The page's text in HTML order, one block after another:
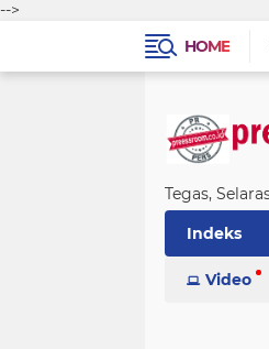
-->
HOME
Tegas,
Indeks
Video